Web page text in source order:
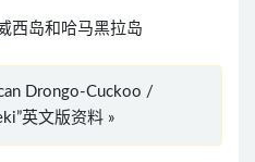
西岛和哈马黑拉岛
Drongo-Cuckoo /
英文版资料 »